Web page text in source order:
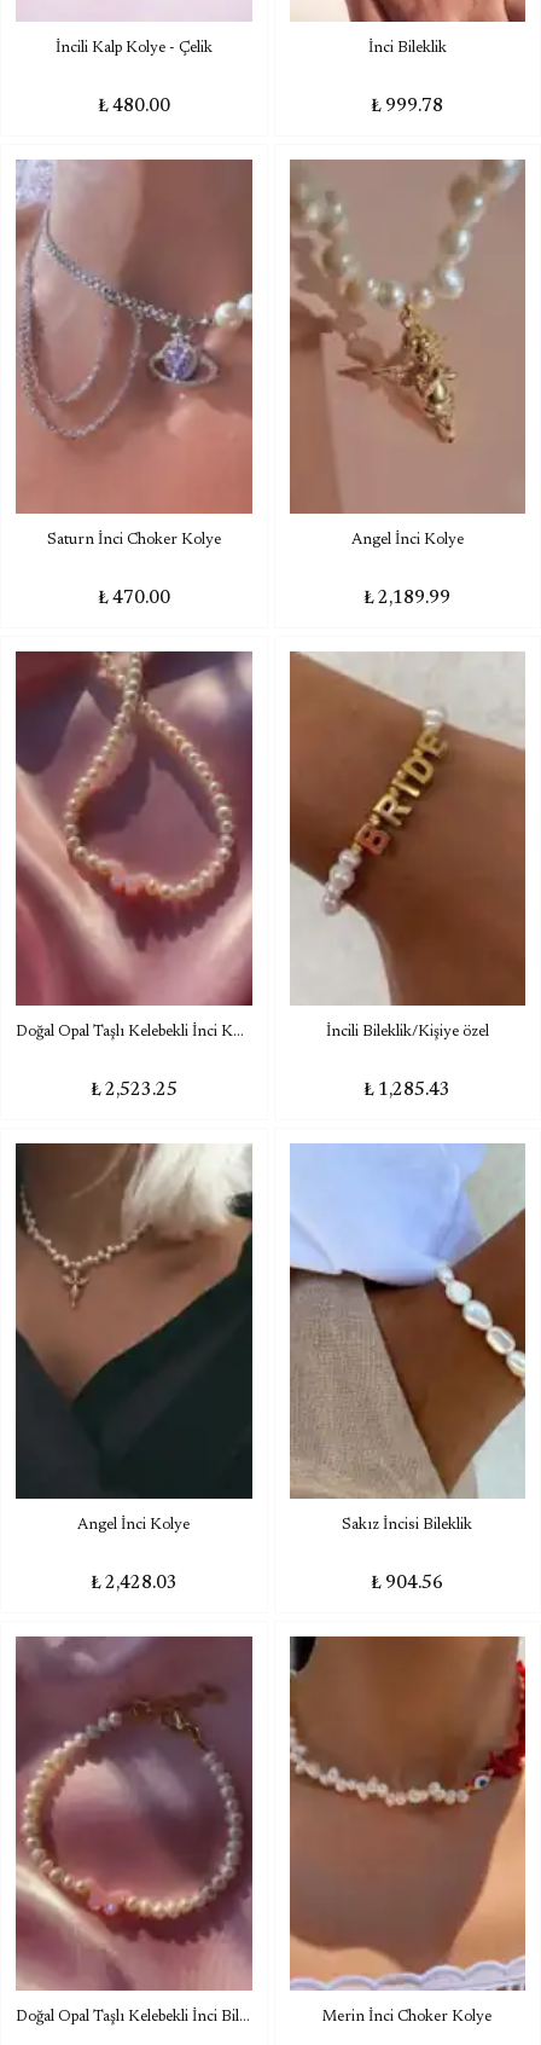
İncili Kalp Kolye - Çelik
₺ 480.00
İnci Bileklik
₺ 999.78
Saturn İnci Choker Kolye
₺ 470.00
Angel İnci Kolye
₺ 2,189.99
Doğal Opal Taşlı Kelebekli İnci Kolye
₺ 2,523.25
İncili Bileklik/Kişiye özel
₺ 1,285.43
Angel İnci Kolye
₺ 2,428.03
Sakız İncisi Bileklik
₺ 904.56
Doğal Opal Taşlı Kelebekli İnci Bileklik Merin İnci Choker Kolye